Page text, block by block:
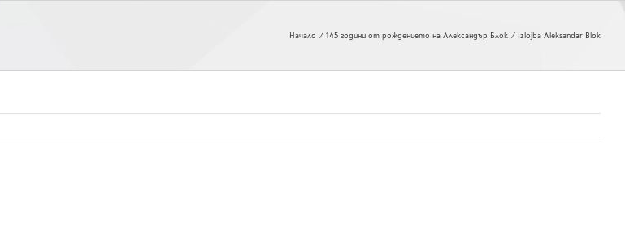
Начало 145 години от рождението на Александър Блок Izlojba Aleksandar Blok